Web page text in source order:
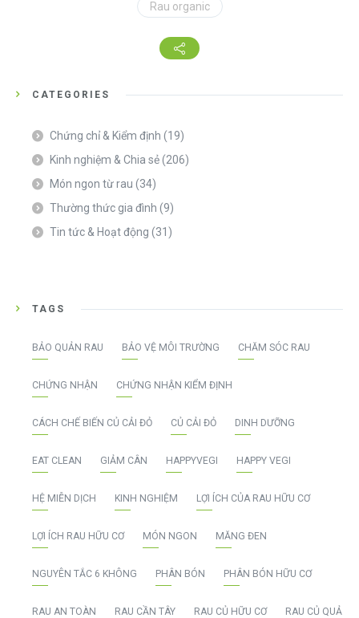
Rau organic
CATEGORIES
Chứng chỉ & Kiểm định (19)
Kinh nghiệm & Chia sẻ(206)
Món ngon từ rau (34)
Thường thức gia đình (9)
Tin tức & Hoạt động (31)
TAGS
BẢO QUẢN RAU BẢO VỆ MÔI TRƯỜNG CHĂM SÓC RAU
CHỨNG NHẬN CHỨNG NHẬN KIỂM ĐỊNH
CÁCH CHẾ BIẾN CỦ CẢI ĐỎ CỦ CẢI ĐỎ DINH DƯỠNG
EAT CLEAN GIẢM CÂN HAPPYVEGI HAPPY VEGI
HỆ MIỄN DỊCH KINH NGHIỆM LỢI ÍCH CỦA RAU HỮU CƠ
LỢI ÍCH RAU HỮU CƠ MÓN NGON MĂNG ĐEN
NGUYÊN TẮC 6 KHÔNG PHÂN BÓN PHÂN BÓN HỮU CƠ
RAU AN TOÀN RAU CẦN TÂY RAU CỦ HỮU CƠ RAU CỦ QUẢ